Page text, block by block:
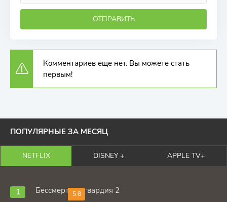
ОТПРАВИТЬ
Комментариев еще нет. Вы можете стать
первым!
ПОПУЛЯРНЫЕ ЗА МЕСЯЦ
NETFLIX DISNEY + APPLE TV+
5.8
Бессмертная гвардия 2